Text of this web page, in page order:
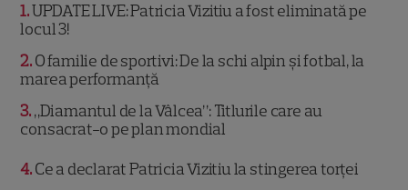
1 UPDATE LIVE: Patricia Vizitiu a fost eliminată pe
locul 3!
2 O familie de sportivi: De la schi alpin și fotbal, la
marea performanță
3 „Diamantul de la Vâlcea”: Titlurile care au
consacrat-o pe plan mondial
4 Ce a declarat Patricia Vizitiu la stingerea torței